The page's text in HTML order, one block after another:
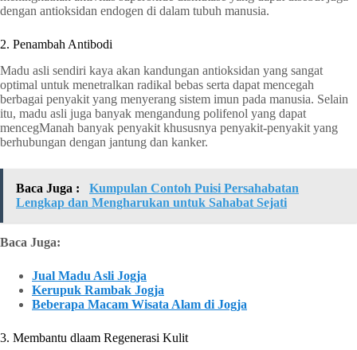
dengan antioksidan endogen di dalam tubuh manusia.
2. Penambah Antibodi
Madu asli sendiri kaya akan kandungan antioksidan yang sangat
optimal untuk menetralkan radikal bebas serta dapat mencegah
berbagai penyakit yang menyerang sistem imun pada manusia. Selain
itu, madu asli juga banyak mengandung polifenol yang dapat
mencegManah banyak penyakit khususnya penyakit-penyakit yang
berhubungan dengan jantung dan kanker.
Baca Juga :
Kumpulan Contoh Puisi Persahabatan
Lengkap dan Mengharukan untuk Sahabat Sejati
Baca Juga:
Jual Madu Asli Jogja
Kerupuk Rambak Jogja
Beberapa Macam Wisata Alam di Jogja
3. Membantu dlaam Regenerasi Kulit